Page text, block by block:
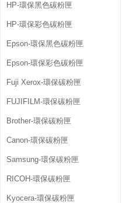
HP-環保黑色碳粉匣
HP-環保彩色碳粉匣
Epson-環保黑色碳粉匣
Epson-環保彩色碳粉匣
Fuji Xerox-環保碳粉匣
FUJIFILM-環保碳粉匣
Brother-環保碳粉匣
Canon-環保碳粉匣
Samsung-環保碳粉匣
RICOH-環保碳粉匣
Kyocera-環保碳粉匣